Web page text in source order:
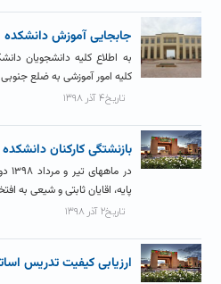
جابجایی آموزش دانشکده
به اطلاع کلیه دانشجویان
کلیه امور آموزشی به ضلع
تاریخ۴ آذر ۱۳۹۸
بازنشتگی کارکنان دانشکده
در
پایه، اقایان ثابتی و شیعی به
تاریخ۲ آذر ۱۳۹۸
ارزیابی کیفیت تدریس